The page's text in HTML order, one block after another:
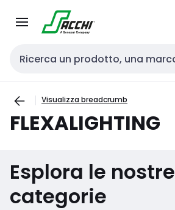
navigazionecontenuto
Cerca input
Visualizza breadcrumb
FLEXALIGHTING
Esplora le nostre
categorie